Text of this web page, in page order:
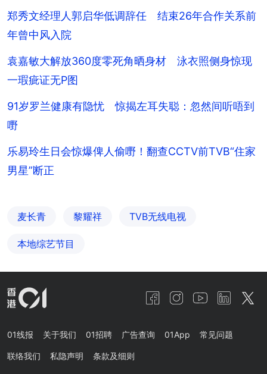
郑秀文经理人郭启华低调辞任 结束26年合作关系前
年曾中风入院
袁嘉敏大解放360度零死角晒身材 泳衣照侧身惊现
一瑕疵证无P图
91岁罗兰健康有隐忧 惊揭左耳失聪：忽然间听唔到
嘢
乐易玲生日会惊爆俾人偷嘢！翻查CCTV前TVB“住家
男星”断正
麦长青 黎耀祥 TVB无线电视
本地综艺节目
01线报 关于我们 01招聘 广告查询 01App 常见问题
联络我们 私隐声明 条款及细则